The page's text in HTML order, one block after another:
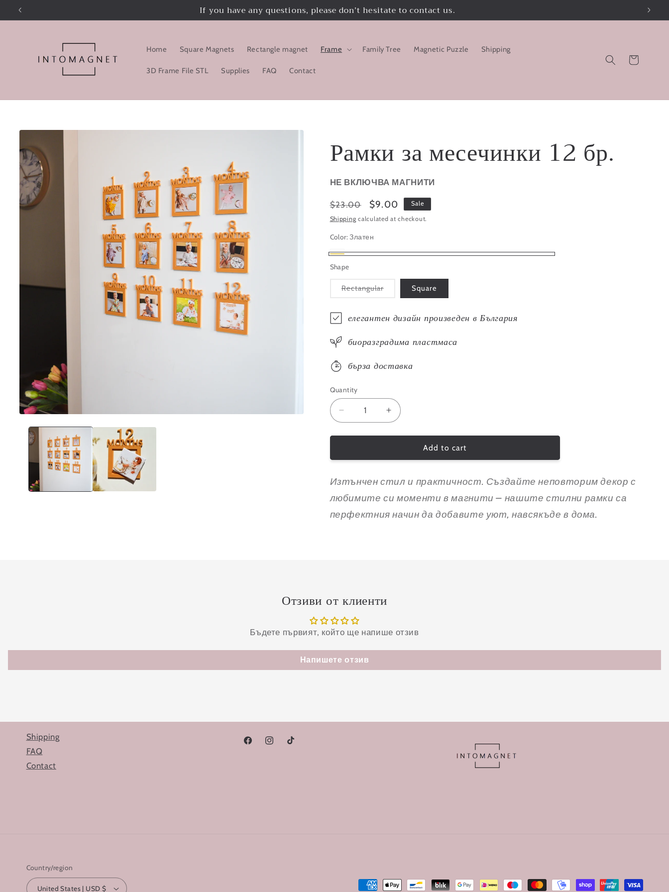
Skip to
If you have any questions, please don’t hesitate to contact us.
Home Square Magnets Rectangle magnet Frame Family Tree Magnetic Puzzle Shipping
3D Frame File STL Supplies FAQ Contact
Cart
Skip to
information
Рамки за месечинки 12 бр.
НЕ ВКЛЮЧВА МАГНИТИ
Regular
price
$23.00
Sale
price
$9.00 Sale
Shipping calculated at checkout.
Color:Златен
Бял
Variant
sold
out
unavailable
Shape
RectangularVariant
unavailable
Square
елегантен дизайн произведен в България
биоразградима пластмаса
бърза доставка
Quantity
Quantity
Decrease
quantity
for
за
12
Increase
quantity
for
за
12
Add to cart
Изтънчен стил и практичност. Създайте неповторим декор с
любимите си моменти в магнити – нашите стилни рамки са
перфектния начин да добавите уют, навсякъде в дома.
Отзиви от клиенти
Бъдете първият, който ще напише отзив
Напишете отзив
Shipping
FAQ
Contact
FacebookInstagramTikTok
Country/region
United States | USD $ Payment